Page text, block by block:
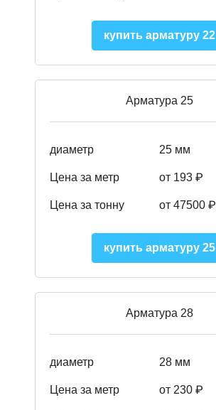
купить арматуру 22
Арматура 25
диаметр 25 мм
Цена за метр от 193 ₽
Цена за тонну от 47500 ₽
купить арматуру 25
Арматура 28
диаметр 28 мм
Цена за метр от 230 ₽